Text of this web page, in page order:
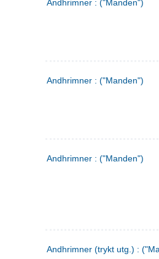
Andhrimner : ("Manden")
Andhrimner : ("Manden")
Andhrimner : ("Manden")
Andhrimner (trykt utg.) :